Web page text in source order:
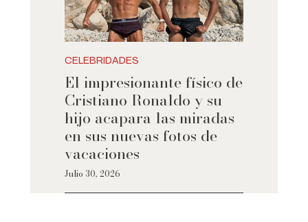
CELEBRIDADES
El impresionante físico de
Cristiano Ronaldo y su
hijo acapara las miradas
en sus nuevas fotos de
vacaciones
Julio 30, 2026